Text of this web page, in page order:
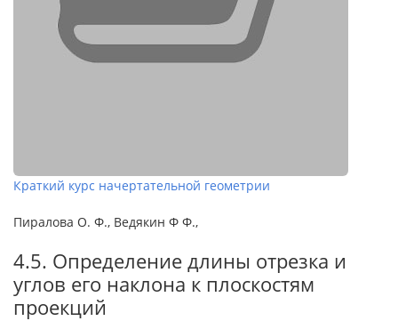
Краткий курс начертательной геометрии
Пиралова О. Ф., Ведякин Ф Ф.,
4.5. Определение длины отрезка и
углов его наклона к плоскостям
проекций